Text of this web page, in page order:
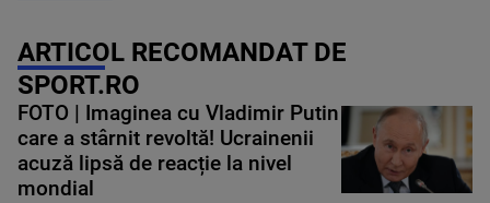
ARTICOL RECOMANDAT DE
SPORT.RO
FOTO | Imaginea cu Vladimir Putin
care a stârnit revoltă! Ucrainenii
acuză lipsă de reacție la nivel
mondial